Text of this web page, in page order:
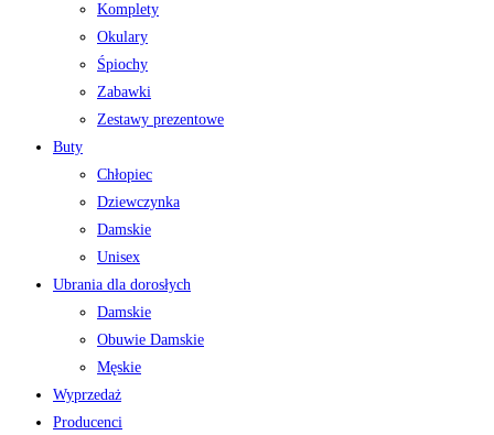
Komplety
Okulary
Śpiochy
Zabawki
Zestawy prezentowe
Buty
Chłopiec
Dziewczynka
Damskie
Unisex
Ubrania dla dorosłych
Damskie
Obuwie Damskie
Męskie
Wyprzedaż
Producenci